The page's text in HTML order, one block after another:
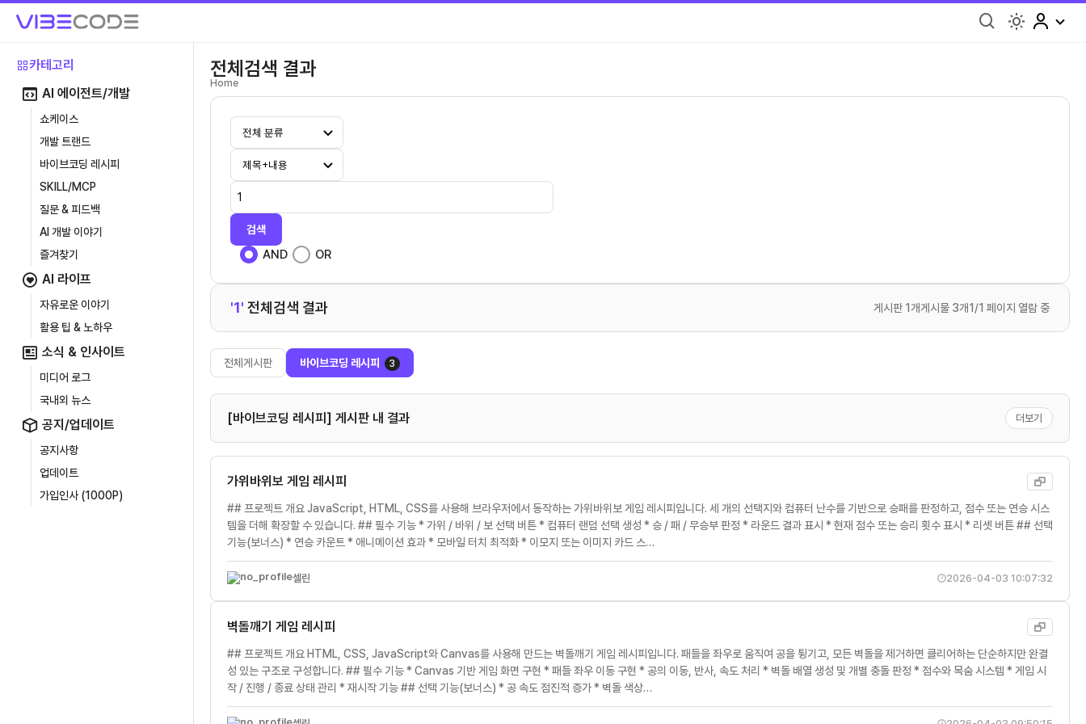
카테고리
AI 에이전트/개발
쇼케이스
개발 트랜드
바이브코딩 레시피
SKILL/MCP
질문 & 피드백
AI 개발 이야기
즐겨찾기
AI 라이프
자유로운 이야기
활용 팁 & 노하우
소식 & 인사이트
미디어 로그
국내외 뉴스
공지/업데이트
공지사항
업데이트
가입인사 (1000P)
전체검색 결과
Home
검색
AND OR
'1' 전체검색 결과 게시판 1개게시물 3개1/1 페이지 열람 중
전체게시판 바이브코딩 레시피 3
[바이브코딩 레시피] 게시판 내 결과 더보기
가위바위보 게임 레시피
## 프로젝트 개요 JavaScript, HTML, CSS를 사용해 브라우저에서 동작하는 가위바위보 게임 레시피입니다. 세 개의 선택지와 컴퓨터 난수를 기반으로 승패를 판정하고, 점수 또는 연승 시스
템을 더해 확장할 수 있습니다. ## 필수 기능 * 가위 / 바위 / 보 선택 버튼 * 컴퓨터 랜덤 선택 생성 * 승 / 패 / 무승부 판정 * 라운드 결과 표시 * 현재 점수 또는 승리 횟수 표시 * 리셋 버튼 ## 선택
기능(보너스) * 연승 카운트 * 애니메이션 효과 * 모바일 터치 최적화 * 이모지 또는 이미지 카드 스…
셀린 2026-04-03 10:07:32
벽돌깨기 게임 레시피
## 프로젝트 개요 HTML, CSS, JavaScript와 Canvas를 사용해 만드는 벽돌깨기 게임 레시피입니다. 패들을 좌우로 움직여 공을 튕기고, 모든 벽돌을 제거하면 클리어하는 단순하지만 완결
성 있는 구조로 구성합니다. ## 필수 기능 * Canvas 기반 게임 화면 구현 * 패들 좌우 이동 구현 * 공의 이동, 반사, 속도 처리 * 벽돌 배열 생성 및 개별 충돌 판정 * 점수와 목숨 시스템 * 게임 시
작 / 진행 / 종료 상태 관리 * 재시작 기능 ## 선택 기능(보너스) * 공 속도 점진적 증가 * 벽돌 색상…